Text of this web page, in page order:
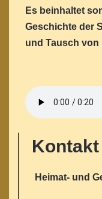
Es beinhaltet
Geschichte der
und Tausch von
Kontakt
Heimat- und